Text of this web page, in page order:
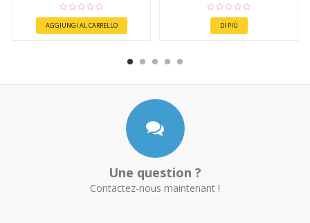
AGGIUNGI AL CARRELLO DI PIÙ
Une question ?
Contactez-nous maintenant !